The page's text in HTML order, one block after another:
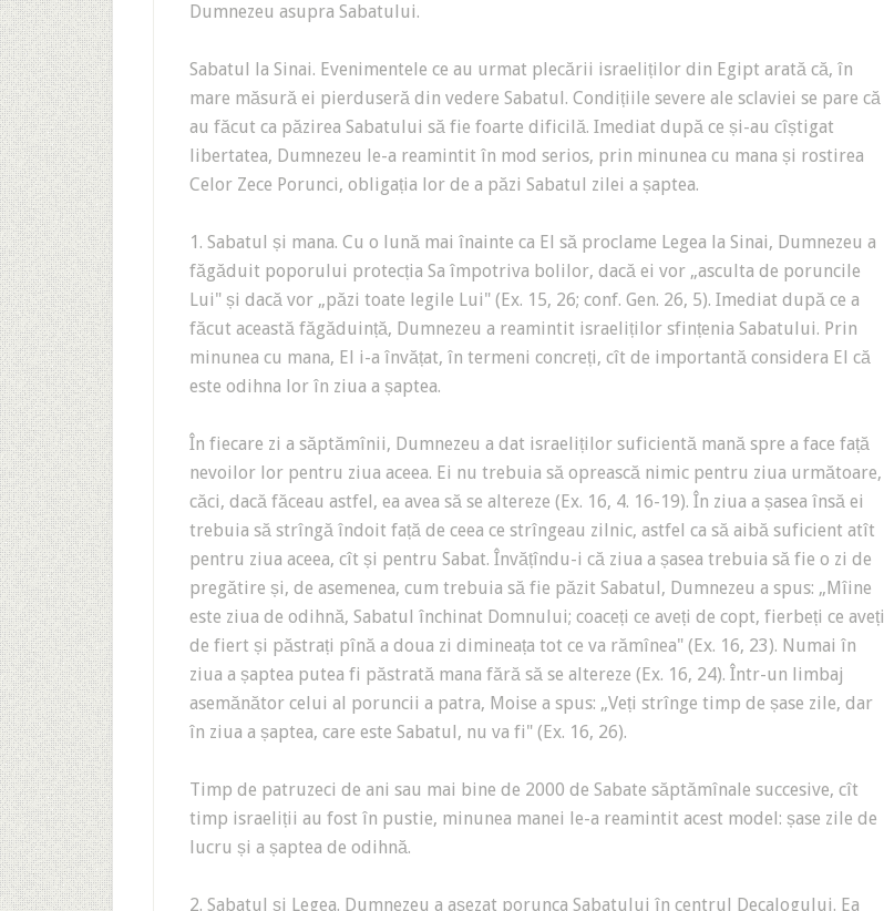
Dumnezeu asupra Sabatului.
Sabatul la Sinai. Evenimentele ce au urmat plecării israeliților din Egipt arată că, în
mare măsură ei pierduseră din vedere Sabatul. Condițiile severe ale sclaviei se pare că
au făcut ca păzirea Sabatului să fie foarte dificilă. Imediat după ce și-au cîștigat
libertatea, Dumnezeu le-a reamintit în mod serios, prin minunea cu mana și rostirea
Celor Zece Porunci, obligația lor de a păzi Sabatul zilei a șaptea.
1. Sabatul și mana. Cu o lună mai înainte ca El să proclame Legea la Sinai, Dumnezeu a
făgăduit poporului protecția Sa împotriva bolilor, dacă ei vor „asculta de poruncile
Lui" și dacă vor „păzi toate legile Lui" (Ex. 15, 26; conf. Gen. 26, 5). Imediat după ce a
făcut această făgăduință, Dumnezeu a reamintit israeliților sfințenia Sabatului. Prin
minunea cu mana, El i-a învățat, în termeni concreți, cît de importantă considera El că
este odihna lor în ziua a șaptea.
În fiecare zi a săptămînii, Dumnezeu a dat israeliților suficientă mană spre a face față
nevoilor lor pentru ziua aceea. Ei nu trebuia să oprească nimic pentru ziua următoare,
căci, dacă făceau astfel, ea avea să se altereze (Ex. 16, 4. 16-19). În ziua a șasea însă ei
trebuia să strîngă îndoit față de ceea ce strîngeau zilnic, astfel ca să aibă suficient atît
pentru ziua aceea, cît și pentru Sabat. Învățîndu-i că ziua a șasea trebuia să fie o zi de
pregătire și, de asemenea, cum trebuia să fie păzit Sabatul, Dumnezeu a spus: „Mîine
este ziua de odihnă, Sabatul închinat Domnului; coaceți ce aveți de copt, fierbeți ce aveți
de fiert și păstrați pînă a doua zi dimineața tot ce va rămînea" (Ex. 16, 23). Numai în
ziua a șaptea putea fi păstrată mana fără să se altereze (Ex. 16, 24). Într-un limbaj
asemănător celui al poruncii a patra, Moise a spus: „Veți strînge timp de șase zile, dar
în ziua a șaptea, care este Sabatul, nu va fi" (Ex. 16, 26).
Timp de patruzeci de ani sau mai bine de 2000 de Sabate săptămînale succesive, cît
timp israeliții au fost în pustie, minunea manei le-a reamintit acest model: șase zile de
lucru și a șaptea de odihnă.
2. Sabatul și Legea. Dumnezeu a așezat porunca Sabatului în centrul Decalogului. Ea